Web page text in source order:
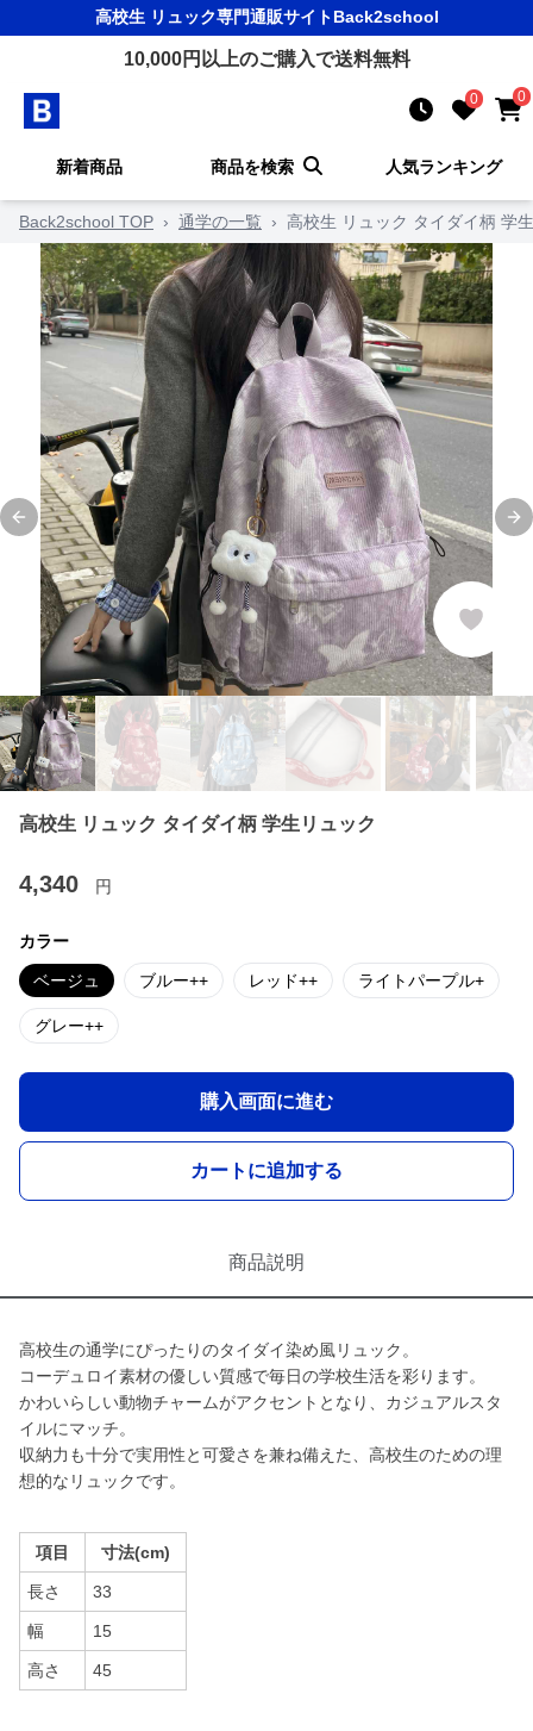
高校生 リュック専門通販サイトBack2school
10,000円以上のご購入で送料無料
0 0
新着商品 商品を検索 人気ランキング
Back2school TOP › 通学の一覧 › 高校生 リュック タイダイ柄 学
Previous slide
高校生 リュック タイダイ柄 学生リュック
4,340 円
カラー
ベージュ ブルー++ レッド++ ライトパープル+
グレー++
購入画面に進む
カートに追加する
商品説明
高校生の通学にぴったりのタイダイ染め風リュック。
コーデュロイ素材の優しい質感で毎日の学校生活を彩ります。
かわいらしい動物チャームがアクセントとなり、カジュアルスタ
イルにマッチ。
収納力も十分で実用性と可愛さを兼ね備えた、高校生のための理
想的なリュックです。
項目 寸法(cm)
長さ 33
幅 15
高さ 45